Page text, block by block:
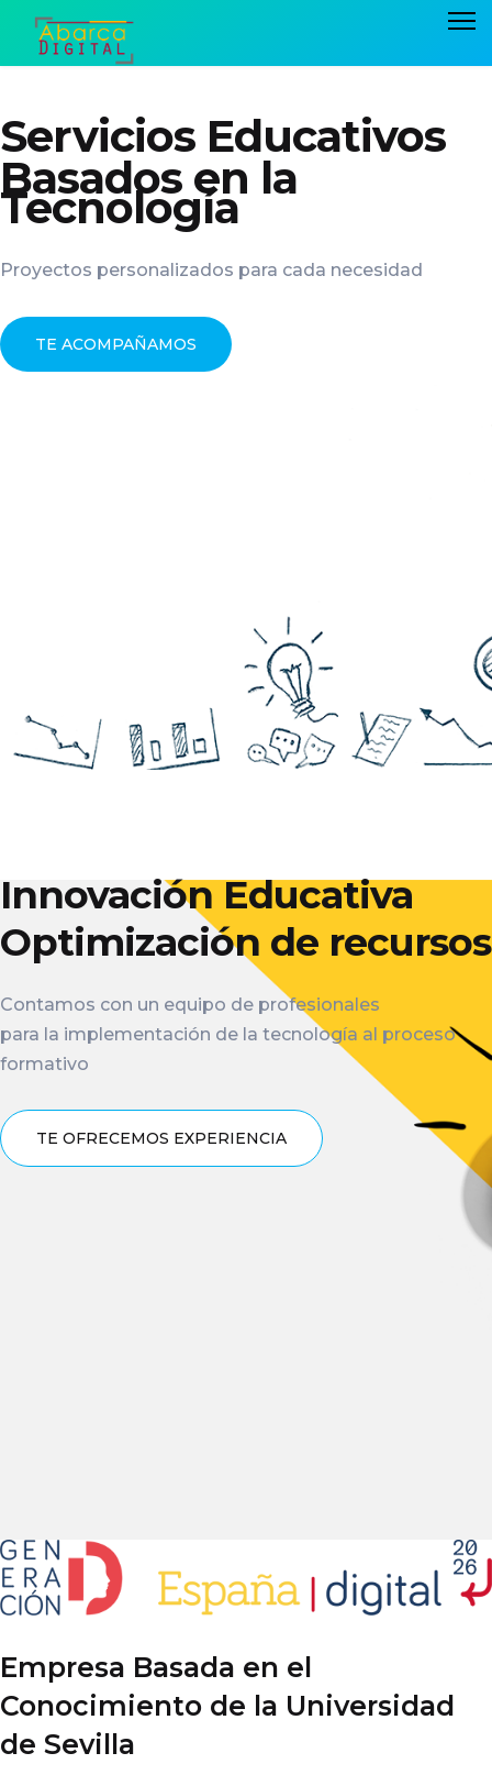
Servicios Educativos
Basados en la
Tecnología
Proyectos personalizados para cada necesidad
TE ACOMPAÑAMOS
Innovación Educativa
Optimización de recursos
Contamos con un equipo de profesionales
para la implementación de la tecnología al proceso
formativo
TE OFRECEMOS EXPERIENCIA
Empresa Basada en el
Conocimiento de la Universidad
de Sevilla